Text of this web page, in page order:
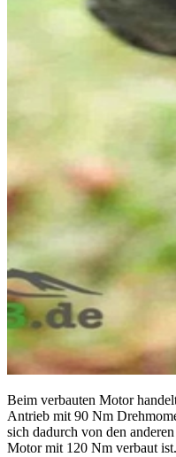
Beim verbauten Motor
Antrieb mit 90 Nm
sich dadurch von den
Motor mit 120 Nm verbaut ist.